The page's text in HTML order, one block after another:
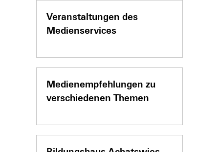
Veranstaltungen des
Medienservices
Medienempfehlungen zu
verschiedenen Themen